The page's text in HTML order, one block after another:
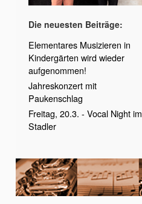
Die neuesten Beiträge:
Elementares Musizieren in
Kindergärten wird wieder
aufgenommen!
Jahreskonzert mit
Paukenschlag
Freitag, 20.3. - Vocal Night im
Stadler